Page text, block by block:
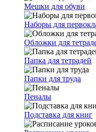
Мешки для обуви
Наборы для
Обложки для
Папка для тетрадей
Папки для труда
Пеналы
Подставка для книг